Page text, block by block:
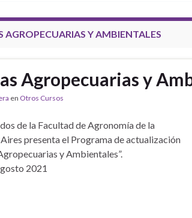
AGROPECUARIAS Y AMBIENTALES
Agropecuarias y
en Otros Cursos
de la Facultad de Agronomía de la
presenta el Programa de actualización
y Ambientales”.
2021